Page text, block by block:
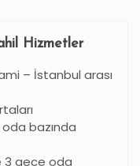
Hizmetler
– İstanbul arası
bazında
3 gece oda